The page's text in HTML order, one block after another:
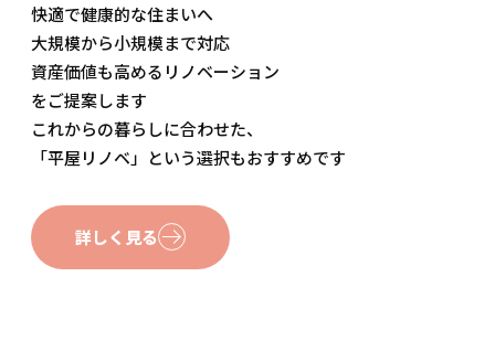
快適で健康的な住まいへ
大規模から小規模まで対応
資産価値も高めるリノベーション
をご提案します
これからの暮らしに合わせた、
「平屋リノベ」という選択もおすすめです
詳しく見る